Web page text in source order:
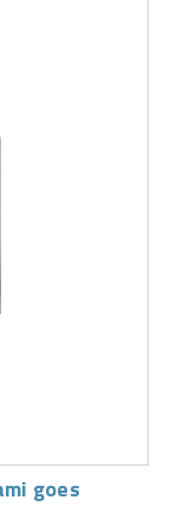
goes